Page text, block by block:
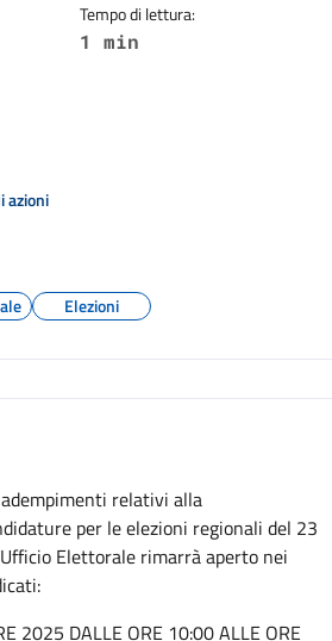
Tempo di lettura:
1 min
azioni
Elezioni
relativi alla
per le elezioni regionali del 23
Elettorale rimarrà aperto nei
2025 DALLE ORE 10:00 ALLE ORE